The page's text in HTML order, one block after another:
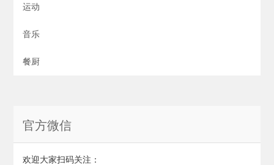
运动
音乐
餐厨
官方微信
欢迎大家扫码关注：